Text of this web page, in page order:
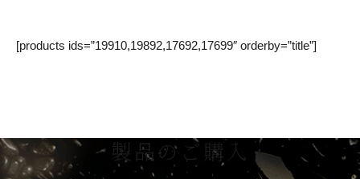
[products ids=”19910,19892,17692,17699″ orderby=”title”]
製品のご購入